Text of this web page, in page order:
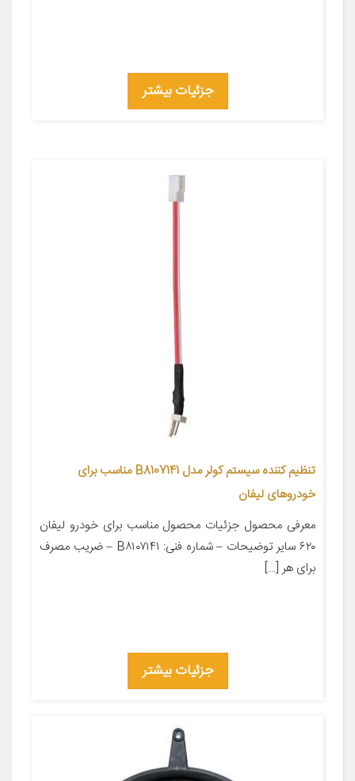
جزئیات بیشتر
تنظیم کننده سیستم کولر مدل B8107141 مناسب برای
خودروهای لیفان
معرفی محصول جزئیات محصول مناسب برای خودرو لیفان
۶۲۰ سایر توضیحات – شماره فنی: B۸۱۰۷۱۴۱ – ضریب مصرف
برای هر […]
جزئیات بیشتر